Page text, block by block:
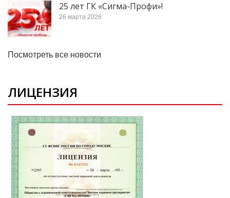
25 лет ГК «Сигма-Профи»!
26 марта 2026
Посмотреть все новости
ЛИЦЕНЗИЯ